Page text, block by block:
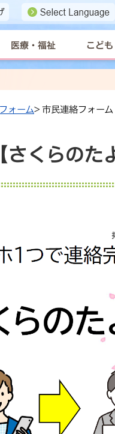
医療・福祉 こど
ォーム> 市民連絡フォーム
くらのた